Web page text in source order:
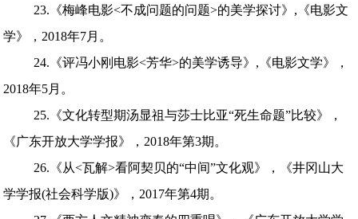
23.《梅峰电影<不成问题的问题>的美学探讨》,《电影文
学》，2018年7月。
24.《评冯小刚电影<芳华>的美学诱导》,《电影文学》，
2018年5月。
25.《文化转型期汤显祖与莎士比亚“死生命题”比较》，
《广东开放大学学报》，2018年第3期。
26.《从<瓦解>看阿契贝的“中间”文化观》，《井冈山大
学学报(社会科学版)》，2017年第4期。